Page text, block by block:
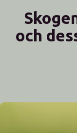
och